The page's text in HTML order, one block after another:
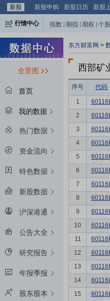
新股
新股申购 新股日历 新股
行情中心 指数 期指 期权 个股
全景图
首页
我的数据
热门数据
资金流向
特色数据
新股数据
沪深港通
公告大全
研究报告
年报季报
股东股本
东方财富网 >
西部矿
序号 代码
1
2
3
4
5
6
7
8
9
10
11
12
13
14
15